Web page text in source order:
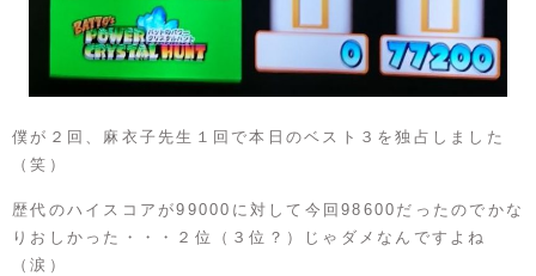
僕が２回、麻衣子先生１回で本日のベスト３を独占しました
（笑）
歴代のハイスコアが99000に対して今回98600だったのでかな
りおしかった・・・２位（３位？）じゃダメなんですよね
（涙）